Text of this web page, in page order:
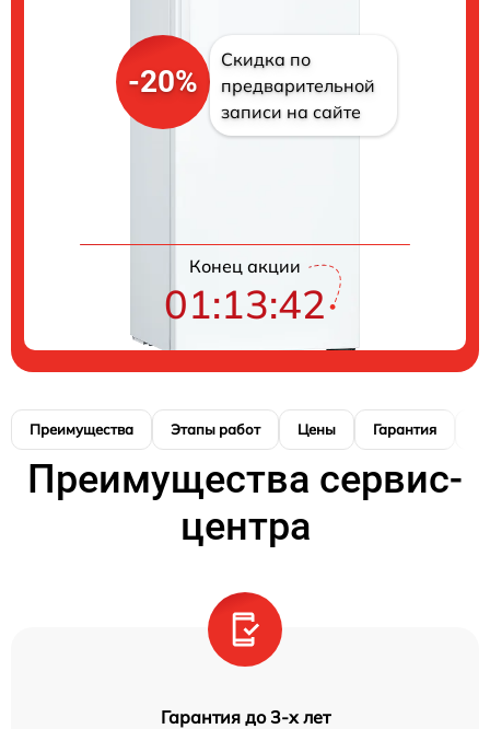
-20%
Скидка по
предварительной
записи на сайте
Конец акции
01:13:41
Преимущества Этапы работ Цены Гарантия
Преимущества сервис-
центра
Гарантия до 3-х лет